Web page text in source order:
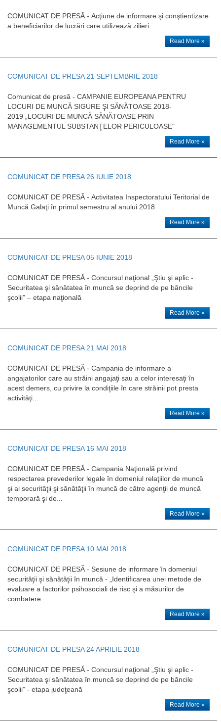
COMUNICAT DE PRESĂ - Acţiune de informare şi conştientizare
a beneficiarilor de lucrări care utilizează zilieri
Read More »
COMUNICAT DE PRESA 21 SEPTEMBRIE 2018
Comunicat de presă - CAMPANIE EUROPEANA PENTRU
LOCURI DE MUNCĂ SIGURE Şl SĂNĂTOASE 2018-
2019 „LOCURI DE MUNCĂ SĂNĂTOASE PRIN
MANAGEMENTUL SUBSTANŢELOR PERICULOASE"
Read More »
COMUNICAT DE PRESA 26 IULIE 2018
COMUNICAT DE PRESĂ - Activitatea Inspectoratului Teritorial de
Muncă Galaţi în primul semestru al anului 2018
Read More »
COMUNICAT DE PRESA 05 IUNIE 2018
COMUNICAT DE PRESĂ - Concursul naţional „Ştiu şi aplic -
Securitatea şi sănătatea în muncă se deprind de pe băncile
şcolii” – etapa naţională
Read More »
COMUNICAT DE PRESA 21 MAI 2018
COMUNICAT DE PRESĂ - Campania de informare a
angajatorilor care au străini angajaţi sau a celor interesaţi în
acest demers, cu privire la condiţiile în care străinii pot presta
activităţi...
Read More »
COMUNICAT DE PRESA 16 MAI 2018
COMUNICAT DE PRESĂ - Campania Naţională privind
respectarea prevederilor legale în domeniul relaţiilor de muncă
şi al securităţii şi sănătăţii în muncă de către agenţii de muncă
temporară şi de...
Read More »
COMUNICAT DE PRESA 10 MAI 2018
COMUNICAT DE PRESĂ - Sesiune de informare în domeniul
securităţii şi sănătăţii în muncă - „Identificarea unei metode de
evaluare a factorilor psihosociali de risc şi a măsurilor de
combatere...
Read More »
COMUNICAT DE PRESA 24 APRILIE 2018
COMUNICAT DE PRESĂ - Concursul naţional „Ştiu şi aplic -
Securitatea şi sănătatea în muncă se deprind de pe băncile
şcolii” - etapa judeţeană
Read More »